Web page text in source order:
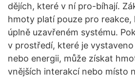
dějích, které v ní pro-bíhají.
hmoty platí pouze pro
úplně uzavřeném systému.
v prostředí, které je
nebo energii, může získat
vnějších interakcí nebo místo